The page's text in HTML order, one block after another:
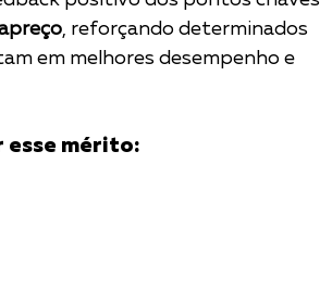
, reforçando determinados
em melhores desempenho e
esse mérito: